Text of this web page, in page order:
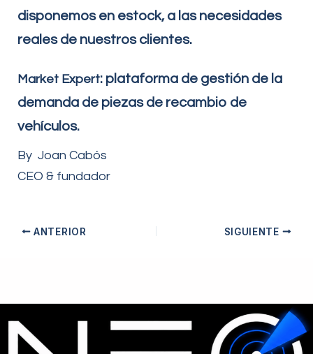
disponemos en estock, a las necesidades
reales de nuestros clientes.
Market Expert: plataforma de gestión de la
demanda de piezas de recambio de
vehículos.
By Joan Cabós
CEO & fundador
ANTERIOR SIGUIENTE